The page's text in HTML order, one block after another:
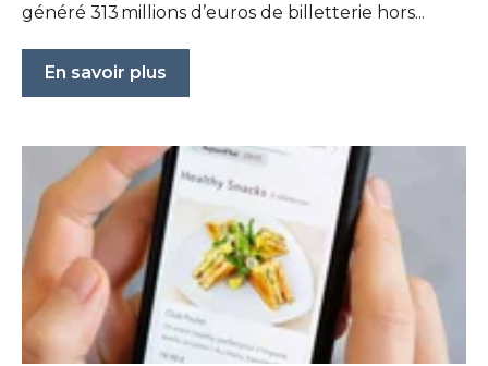
généré 313 millions d’euros de billetterie hors...
En savoir plus